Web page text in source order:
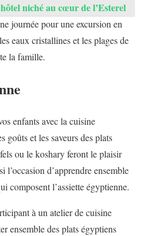
niché au cœur de l’Esterel
journée pour une excursion en
eaux cristallines et les plages de
la famille.
enfants avec la cuisine
goûts et les saveurs des plats
ou le koshary feront le plaisir
l’occasion d’apprendre ensemble
composent l’assiette égyptienne.
à un atelier de cuisine
ensemble des plats égyptiens